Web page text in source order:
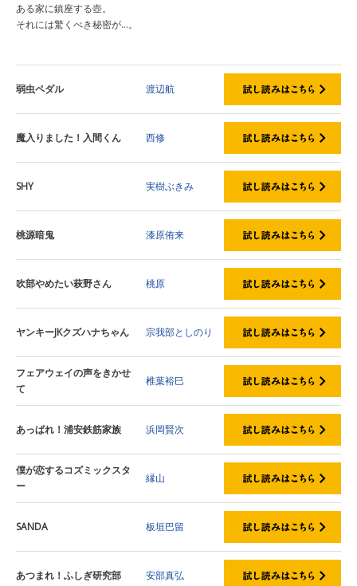
ある家に鎮座する壺。
それには驚くべき秘密が…。
弱虫ペダル 渡辺航
魔入りました！入間くん 西修
SHY 実樹ぶきみ
桃源暗鬼 漆原侑来
吹部やめたい萩野さん 桃原
ヤンキーJKクズハナちゃん 宗我部としのり
フェアウェイの声をきかせ
て
椎葉裕巳
あっぱれ！浦安鉄筋家族 浜岡賢次
僕が恋するコズミックスタ
ー
縁山
SANDA 板垣巴留
あつまれ！ふしぎ研究部 安部真弘